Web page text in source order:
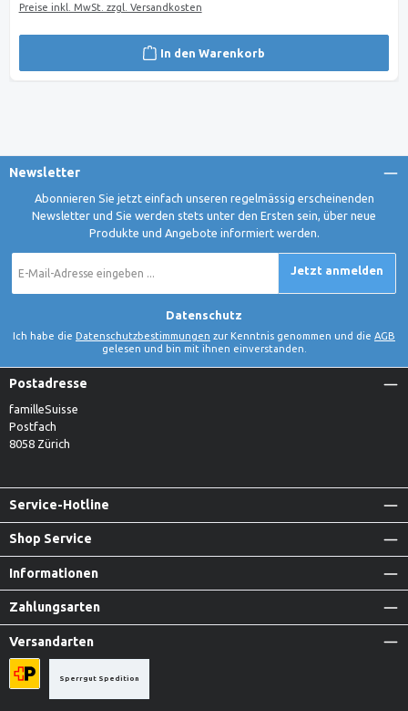
Preise inkl. MwSt. zzgl. Versandkosten
In den Warenkorb
Newsletter
Abonnieren Sie jetzt einfach unseren regelmässig erscheinenden
Newsletter und Sie werden stets unter den Ersten sein, über neue
Produkte und Angebote informiert werden.
Mail-
Jetzt anmelden
Datenschutz
Ich habe die Datenschutzbestimmungen zur Kenntnis genommen und die AGB
gelesen und bin mit ihnen einverstanden.
Postadresse
familleSuisse
Postfach
8058 Zürich
Service-Hotline
Shop Service
Informationen
Zahlungsarten
Versandarten
Priority A-Post
Sperrgut Spedition